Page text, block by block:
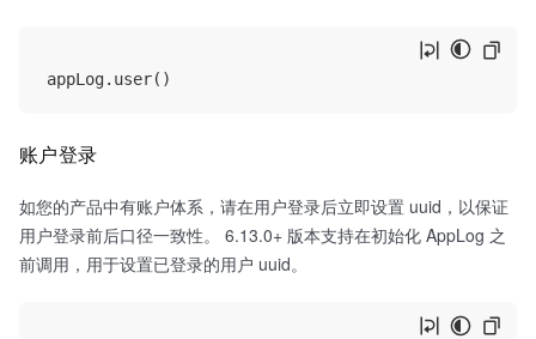
账户登录
如您的产品中有账户体系，请在用户登录后立即设置 uuid，以保证
用户登录前后口径一致性。 6.13.0+ 版本支持在初始化 AppLog 之
前调用，用于设置已登录的用户 uuid。